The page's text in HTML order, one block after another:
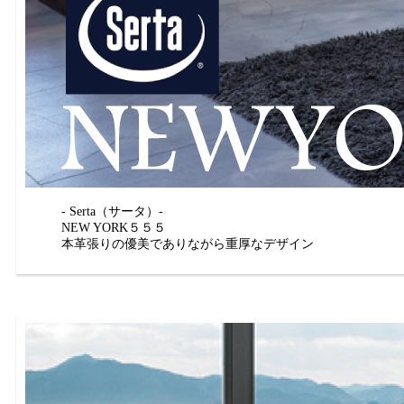
- Serta（サータ）-
NEW YORK５５５
本革張りの優美でありながら重厚なデザイン